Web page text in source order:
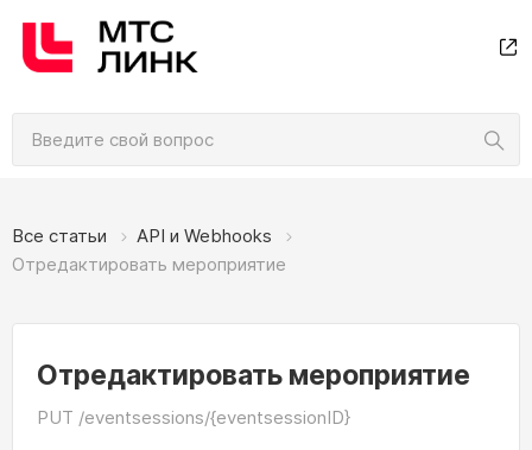
Все статьи
API и Webhooks
Отредактировать мероприятие
Отредактировать мероприятие
PUT /eventsessions/{eventsessionID}